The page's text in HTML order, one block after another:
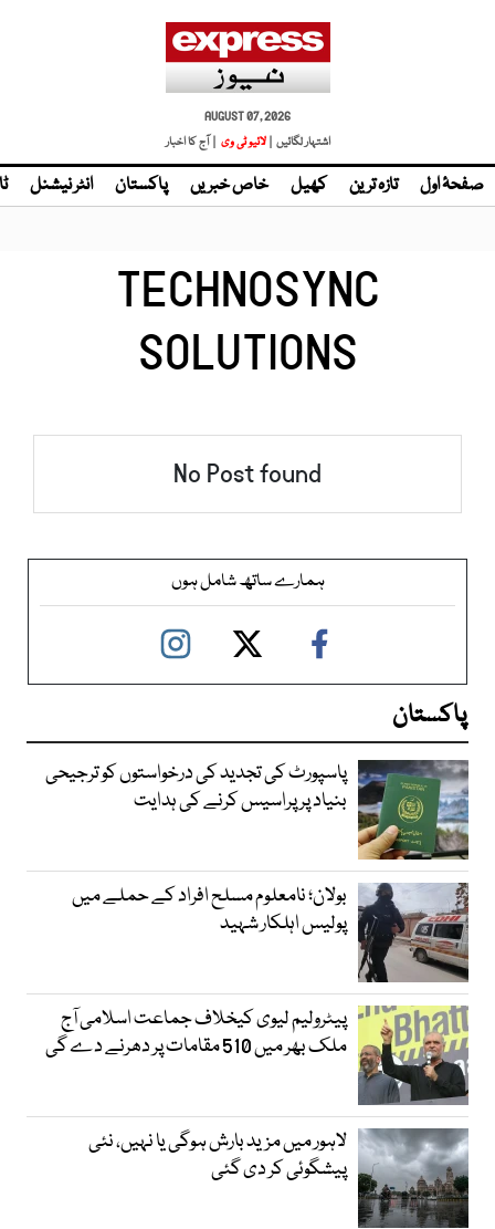
AUGUST 07, 2026
اشتہار لگائیں |
| آج کا اخبار
صفحۂ اول تازہ ترین کھیل خاص خبریں پاکستان انٹر نیشنل
TECHNOSYNC
SOLUTIONS
No Post found
ہمارے ساتھ شامل ہوں
پاکستان
پاسپورٹ کی تجدید کی درخواستوں کو ترجیحی
بنیاد پر پراسیس کرنے کی ہدایت
بولان؛ نامعلوم مسلح افراد کے حملے میں
پولیس اہلکار شہید
پیٹرولیم لیوی کیخلاف جماعت اسلامی آج
ملک بھر میں 510 مقامات پر دھرنے دے گی
لاہور میں مزید بارش ہوگی یا نہیں، نئی
پیشگوئی کر دی گئی